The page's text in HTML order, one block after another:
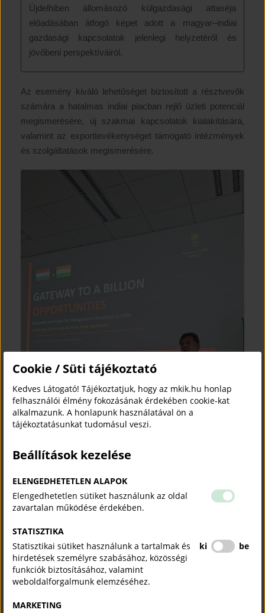
Újdelhiben állomásozó külgazdasági attaséja
előadásában átfogó képet adott a magyar–indiai
gazdasági kapcsolatok jelenlegi helyzetéről és
jövőbeni perspektíváiról.
Az esemény kiváló lehetőséget biztosított a résztvevők
számára a hatalmas indiai piacban rejlő üzleti potenciál
megismerésére, új szakmai kapcsolatok kialakítására,
valamint az exporttevékenységet támogató intézmények
és szolgáltatások megismerésére.
Cookie / Süti tájékoztató
Kedves Látogató! Tájékoztatjuk, hogy az mkik.hu honlap
felhasználói élmény fokozásának érdekében cookie-kat
alkalmazunk. A honlapunk használatával ön a
tájékoztatásunkat tudomásul veszi.
Beállítások kezelése
ELENGEDHETETLEN ALAPOK
Elengedhetetlen sütiket használunk az oldal
zavartalan működése érdekében.
STATISZTIKA
Statisztikai sütiket használunk a tartalmak és
hirdetések személyre szabásához, közösségi
funkciók biztosításához, valamint
weboldalforgalmunk elemzéséhez.
ki be
MARKETING